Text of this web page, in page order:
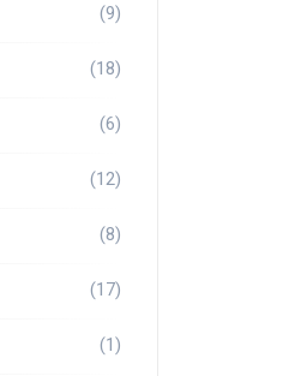
(9)
(18)
(6)
(12)
(8)
(17)
(1)